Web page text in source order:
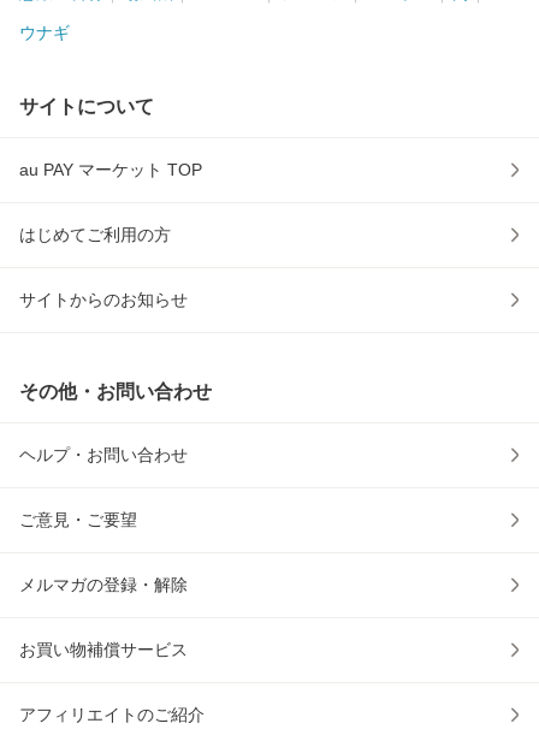
ウナギ
サイトについて
au PAY マーケット TOP
はじめてご利用の方
サイトからのお知らせ
その他・お問い合わせ
ヘルプ・お問い合わせ
ご意見・ご要望
メルマガの登録・解除
お買い物補償サービス
アフィリエイトのご紹介